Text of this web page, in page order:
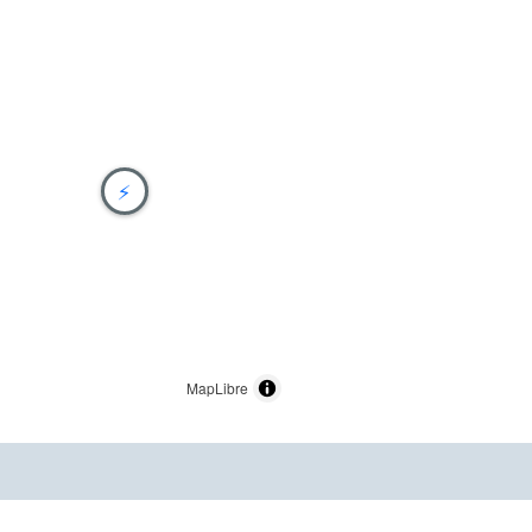
⚡
MapLibre